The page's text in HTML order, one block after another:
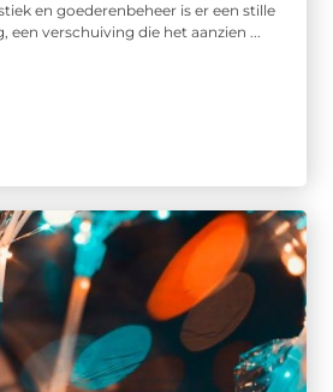
en goederenbeheer is er een stille
een verschuiving die het aanzien ...